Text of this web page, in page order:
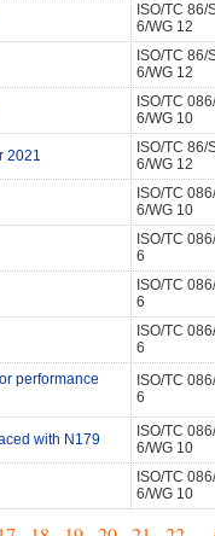
ISO/TC 86/
6/WG 12
ISO/TC 86/
6/WG 12
ISO/TC
6/WG 10
2021
ISO/TC 86/
6/WG 12
ISO/TC
6/WG 10
ISO/TC
6
ISO/TC
6
ISO/TC
6
performance 
ISO/TC
6
with N179
ISO/TC
6/WG 10
ISO/TC
6/WG 10